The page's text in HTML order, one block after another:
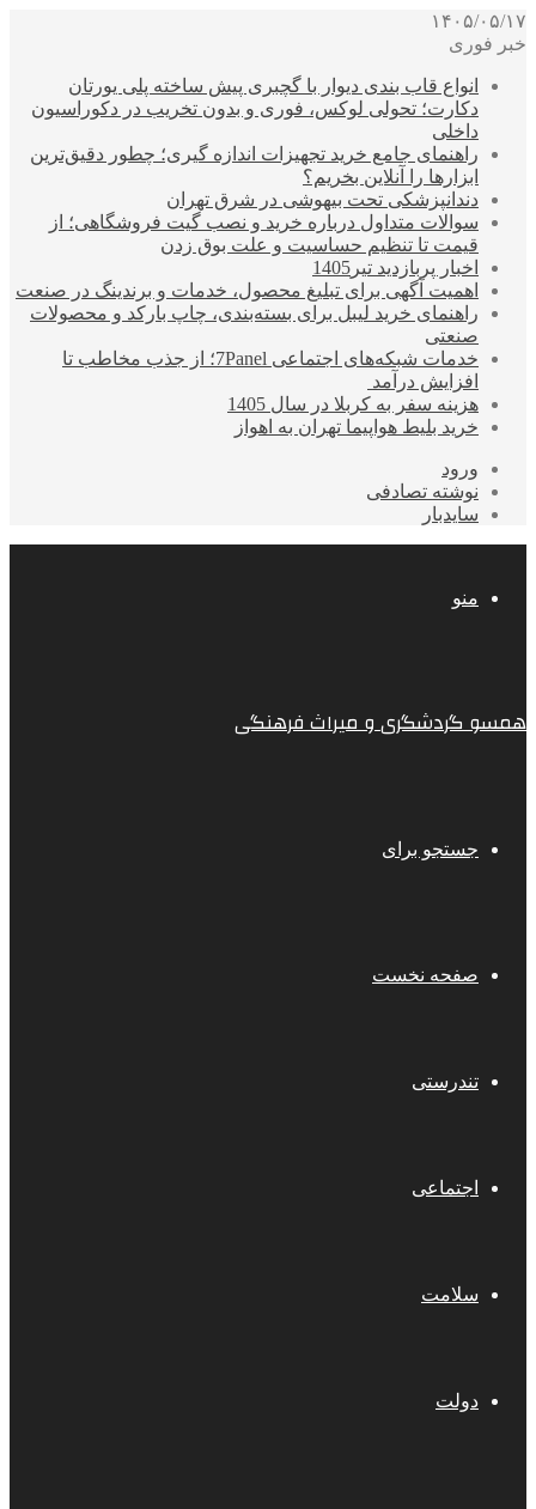
۱۴۰۵/۰۵/۱۷
خبر فوری
انواع قاب بندی دیوار با گچبری پیش ساخته پلی یورتان
دکارت؛ تحولی لوکس، فوری و بدون تخریب در دکوراسیون
داخلی
راهنمای جامع خرید تجهیزات اندازه گیری؛ چطور دقیق‌ترین
ابزارها را آنلاین بخریم؟
دندانپزشکی تحت بیهوشی در شرق تهران
سوالات متداول درباره خرید و نصب گیت فروشگاهی؛ از
قیمت تا تنظیم حساسیت و علت بوق زدن
اخبار پربازدید تیر1405
اهمیت آگهی برای تبلیغ محصول، خدمات و برندینگ در صنعت
راهنمای خرید لیبل برای بسته‌بندی، چاپ بارکد و محصولات
صنعتی
خدمات شبکه‌های اجتماعی 7Panel؛ از جذب مخاطب تا
افزایش درآمد
هزینه سفر به کربلا در سال 1405
خرید بلیط هواپیما تهران به اهواز
ورود
نوشته تصادفی
سایدبار
منو
همسو گردشگری و میراث فرهنگی
جستجو برای
صفحه نخست
تندرستی
اجتماعی
سلامت
دولت